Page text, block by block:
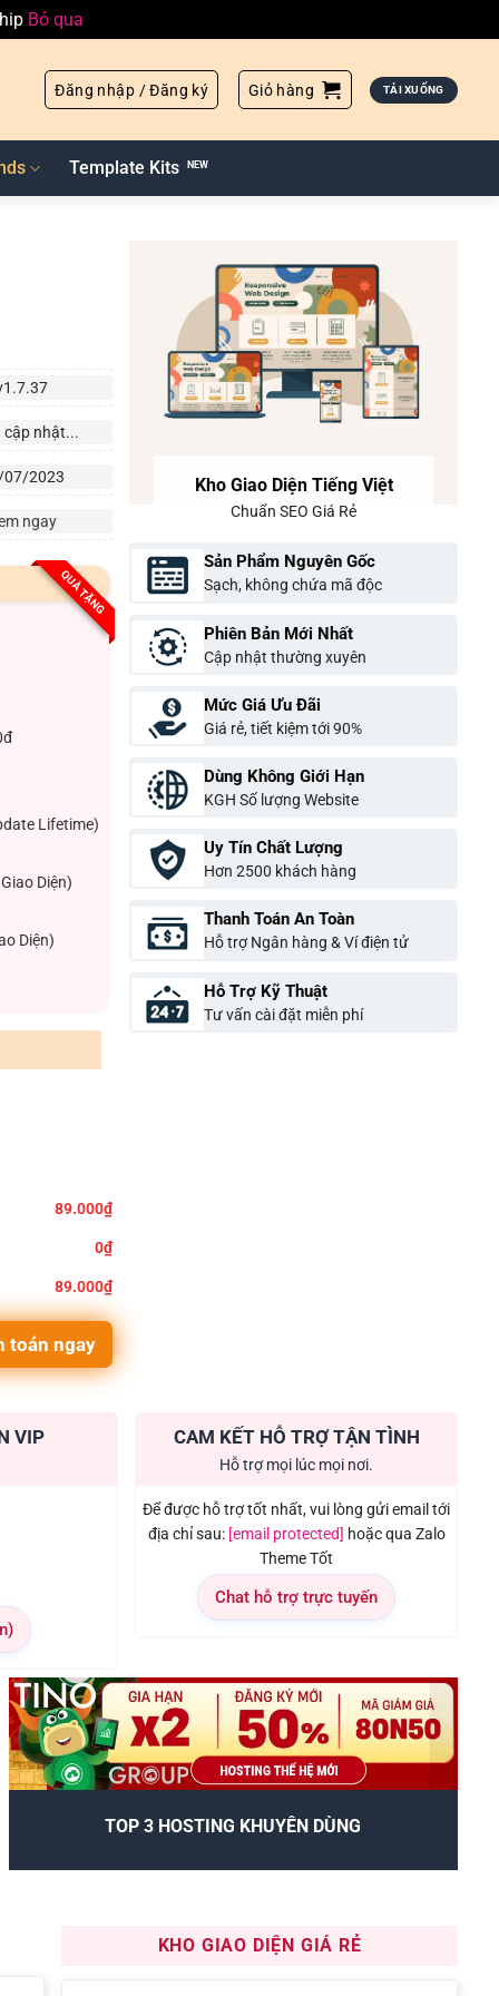
Bỏ qua
Đăng nhập / Đăng ký Giỏ hàng TẢI XUỐNG
Template Kits
cập nhật...
07/2023
ngay
QUÀ TẶNG
Lifetime)
Diện)
Diện)
89.000₫
0₫
89.000₫
toán ngay
Kho Giao Diện Tiếng Việt
Chuẩn SEO Giá Rẻ
Sản Phẩm Nguyên Gốc
Sạch, không chứa mã độc
Phiên Bản Mới Nhất
Cập nhật thường xuyên
Mức Giá Ưu Đãi
Giá rẻ, tiết kiệm tới 90%
Dùng Không Giới Hạn
KGH Số lượng Website
Uy Tín Chất Lượng
Hơn 2500 khách hàng
Thanh Toán An Toàn
Hỗ trợ Ngân hàng & Ví điện tử
Hỗ Trợ Kỹ Thuật
Tư vấn cài đặt miễn phí
VIP CAM KẾT HỖ TRỢ TẬN TÌNH
Hỗ trợ mọi lúc mọi nơi.
Để được hỗ trợ tốt nhất, vui lòng gửi email tới
địa chỉ sau: [email protected] hoặc qua Zalo
Theme Tốt
Chat hỗ trợ trực tuyến
TOP 3 HOSTING KHUYÊN DÙNG
KHO GIAO DIỆN GIÁ RẺ